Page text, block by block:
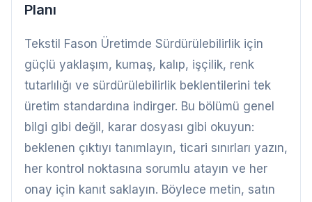
Planı
Tekstil Fason Üretimde Sürdürülebilirlik için
güçlü yaklaşım, kumaş, kalıp, işçilik, renk
tutarlılığı ve sürdürülebilirlik beklentilerini tek
üretim standardına indirger. Bu bölümü genel
bilgi gibi değil, karar dosyası gibi okuyun:
beklenen çıktıyı tanımlayın, ticari sınırları yazın,
her kontrol noktasına sorumlu atayın ve her
onay için kanıt saklayın. Böylece metin, satın